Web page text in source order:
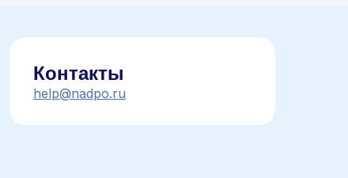
Контакты
help@nadpo.ru